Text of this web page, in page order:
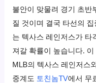
불안이 맞물려 경기 초반
질 것이며 결국 타선의
는 텍사스 레인저스가 타
져갈 확률이 높습니다.
MLB의 텍사스 레인저스
중계도 토친놈TV에서 무